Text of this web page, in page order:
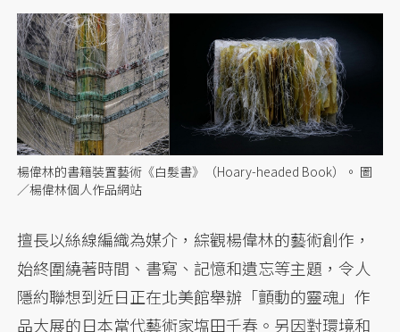
楊偉林的書籍裝置藝術《白髮書》（Hoary-headed Book）。 圖
／楊偉林個人作品網站
擅長以絲線編織為媒介，綜觀楊偉林的藝術創作，
始終圍繞著時間、書寫、記憶和遺忘等主題，令人
隱約聯想到近日正在北美館舉辦「顫動的靈魂」作
品大展的日本當代藝術家塩田千春。另因對環境和